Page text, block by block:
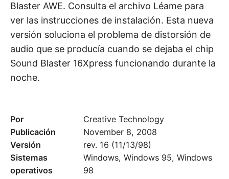
Blaster AWE. Consulta el archivo Léame para
ver las instrucciones de instalación. Esta nueva
versión soluciona el problema de distorsión de
audio que se producía cuando se dejaba el chip
Sound Blaster 16Xpress funcionando durante la
noche.
Por
Creative Technology
Publicación
November 8, 2008
Versión
rev. 16 (11/13/98)
Sistemas
operativos
Windows, Windows 95, Windows
98